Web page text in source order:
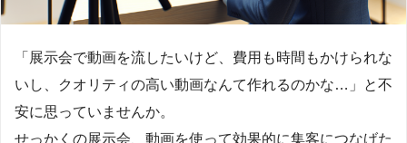
「展示会で動画を流したいけど、費用も時間もかけられな
いし、クオリティの高い動画なんて作れるのかな…」と不
安に思っていませんか。
せっかくの展示会、動画を使って効果的に集客につなげた